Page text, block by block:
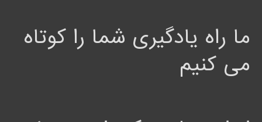
ما راه یادگیری شما را کوتاه
می کنیم